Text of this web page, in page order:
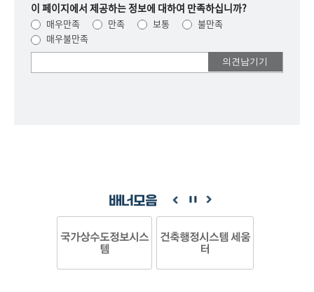
이 페이지에서 제공하는 정보에 대하여 만족하십니까?
매우만족 만족 보통
불만족
매우불만족
의견을
배너모음
국가상수도정보시스
템
건축행정시스템 세움
터